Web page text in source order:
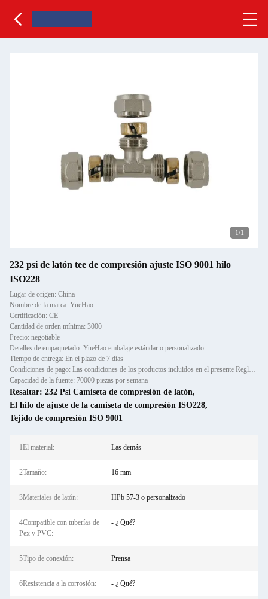
1/1
232 psi de latón tee de compresión ajuste ISO 9001 hilo
ISO228
Lugar de origen: China
Nombre de la marca: YueHao
Certificación: CE
Cantidad de orden mínima: 3000
Precio: negotiable
Detalles de empaquetado: YueHao embalaje estándar o personalizado
Tiempo de entrega: En el plazo de 7 días
Condiciones de pago: Las condiciones de los productos incluidos en el presente Reglamento son las siguientes:
Capacidad de la fuente: 70000 piezas por semana
Resaltar: 232 Psi Camiseta de compresión de latón,
El hilo de ajuste de la camiseta de compresión ISO228,
Tejido de compresión ISO 9001
1El material: Las demás
2Tamaño: 16 mm
3Materiales de latón: HPb 57-3 o personalizado
4Compatible con tuberías de
Pex y PVC:
- ¿ Qué?
5Tipo de conexión: Prensa
6Resistencia a la corrosión: - ¿ Qué?